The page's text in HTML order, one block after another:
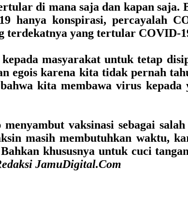
di mana saja dan kapan
hanya konspirasi, percayalah
terdekatnya yang tertular COVID-
masyarakat untuk tetap
egois karena kita tidak pernah
kita membawa virus
vaksinasi sebagai
masih membutuhkan waktu,
khususnya untuk cuci
JamuDigital.Com